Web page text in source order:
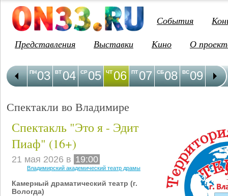
События
Представления
Выставки Кино О
03
ПН 04
ВТ 05
СР 06
ЧТ 07
ПТ 08
СБ 09
ВС 10
ПН
Спектакли во Владимире
Спектакль "Это я - Эдит
Пиаф" (16+)
21 мая 2026 в 19:00
Владимирский академический театр драмы
Камерный драматический театр (г.
Вологда)